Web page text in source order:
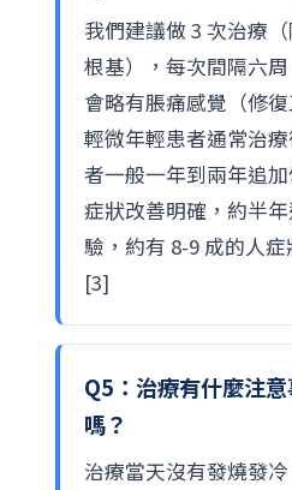
我們建議做 3 次治療
根基），每次間隔六
會略有脹痛感覺（修
輕微年輕患者通常治
者一般一年到兩年追
症狀改善明確，約半
驗，約有 8-9 成的人症
[3]
Q5：治療有什麼注
嗎？
治療當天沒有發燒發